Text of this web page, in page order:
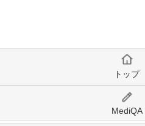
トップ
MediQA